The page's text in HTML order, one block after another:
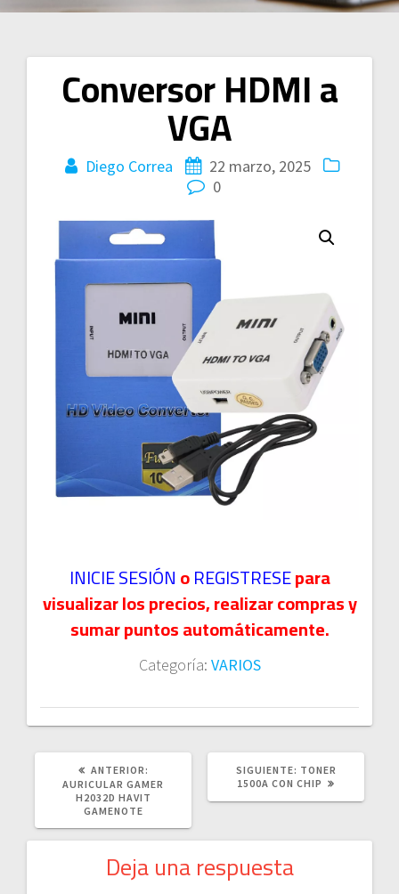
Conversor HDMI a
VGA
Diego Correa
22 marzo, 2025
0
INICIE SESIÓNoREGISTRESEpara
visualizar los precios, realizar compras y
sumar puntos automáticamente.
Categoría: VARIOS
Navegación
entradas
ANTERIOR:
ANTERIOR:
AURICULAR GAMER
H2032D HAVIT
GAMENOTE
SIGUIENTE: SIGUIENTE
POST:
TONER
1500A CON CHIP
Deja una respuesta